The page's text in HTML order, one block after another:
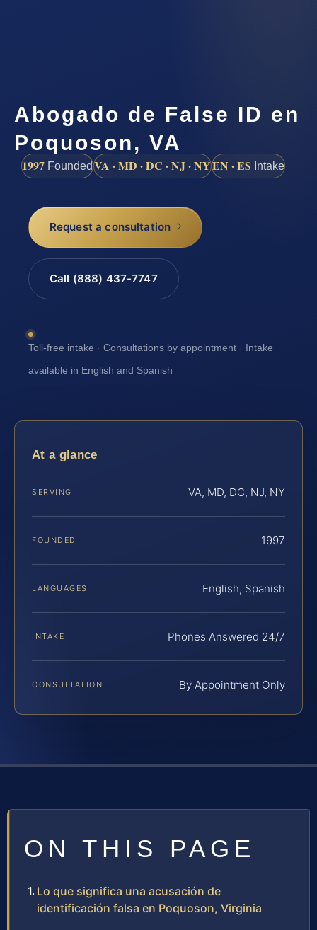
Abogado de False ID en
Poquoson, VA
1997 FoundedVA · MD · DC · NJ · NYEN · ES Intake
Request a consultation
Call (888) 437-7747
Toll-free intake · Consultations by appointment · Intake
available in English and Spanish
At a glance
SERVING VA, MD, DC, NJ, NY
FOUNDED 1997
LANGUAGES English, Spanish
INTAKE Phones Answered 24/7
CONSULTATION By Appointment Only
ON THIS PAGE
Lo que significa una acusación de
identificación falsa en Poquoson, Virginia